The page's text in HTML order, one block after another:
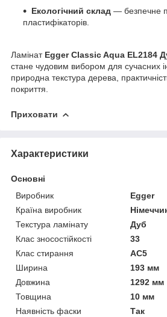
Екологічний склад — безпечне
пластифікаторів.
Ламінат Egger Classic Aqua EL2184
стане чудовим вибором для сучасних
природна текстура дерева,
покриття.
Приховати
Характеристики
Основні
Виробник
Egger
Країна виробник
Текстура ламінату
Дуб
Клас зносостійкості
33
Клас стирання
АС5
Ширина
193 мм
Довжина
1292 мм
Товщина
10 мм
Наявність фаски
Так